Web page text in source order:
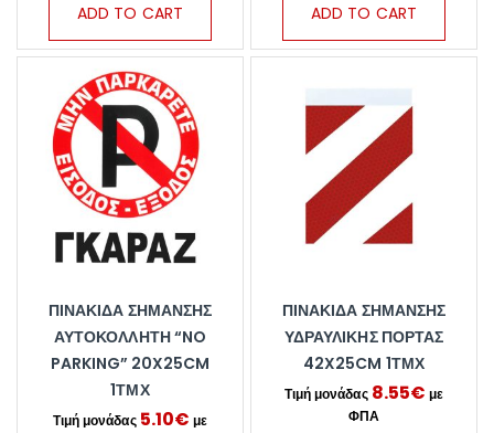
ADD TO CART ADD TO CART
ΠΙΝΑΚΊΔΑ ΣΉΜΑΝΣΗΣ
ΑΥΤΟΚΌΛΛΗΤΗ “NO
PARKING” 20X25CM
1ΤΜΧ
5.10€
ΠΙΝΑΚΊΔΑ ΣΉΜΑΝΣΗΣ
ΥΔΡΑΥΛΙΚΉΣ ΠΌΡΤΑΣ
42X25CM 1ΤΜΧ
8.55€